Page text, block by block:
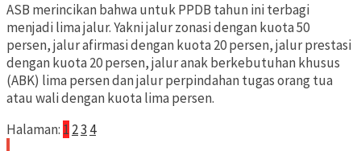
ASB merincikan bahwa untuk PPDB tahun ini terbagi
menjadi lima jalur. Yakni jalur zonasi dengan kuota 50
persen, jalur afirmasi dengan kuota 20 persen, jalur prestasi
dengan kuota 20 persen, jalur anak berkebutuhan khusus
(ABK) lima persen dan jalur perpindahan tugas orang tua
atau wali dengan kuota lima persen.
Halaman: 1 23 4